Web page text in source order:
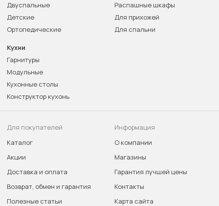
Двуспальные
Детские
Ортопедические
Распашные шкафы
Для прихожей
Для спальни
Кухни
Гарнитуры
Модульные
Кухонные столы
Конструктор кухонь
Для покупателей
Каталог
Акции
Доставка и оплата
Возврат, обмен и гарантия
Полезные статьи
Информация
О компании
Магазины
Гарантия лучшей цены
Контакты
Карта сайта